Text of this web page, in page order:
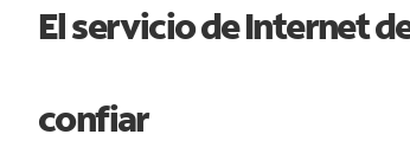
El servicio de Internet
confiar